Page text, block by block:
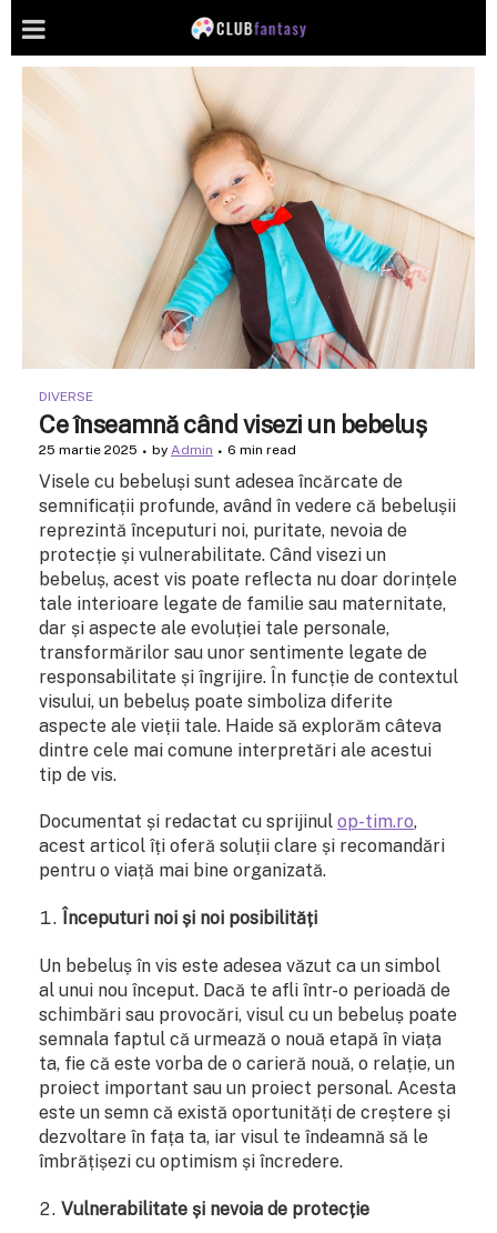
DIVERSE
Ce înseamnă când visezi un bebeluș
25 martie 2025 by Admin 6 min read
Visele cu bebeluși sunt adesea încărcate de
semnificații profunde, având în vedere că bebelușii
reprezintă începuturi noi, puritate, nevoia de
protecție și vulnerabilitate. Când visezi un
bebeluș, acest vis poate reflecta nu doar dorințele
tale interioare legate de familie sau maternitate,
dar și aspecte ale evoluției tale personale,
transformărilor sau unor sentimente legate de
responsabilitate și îngrijire. În funcție de contextul
visului, un bebeluș poate simboliza diferite
aspecte ale vieții tale. Haide să explorăm câteva
dintre cele mai comune interpretări ale acestui
tip de vis.
Documentat și redactat cu sprijinul op-tim.ro,
acest articol îți oferă soluții clare și recomandări
pentru o viață mai bine organizată.
Începuturi noi și noi posibilități
Un bebeluș în vis este adesea văzut ca un simbol
al unui nou început. Dacă te afli într-o perioadă de
schimbări sau provocări, visul cu un bebeluș poate
semnala faptul că urmează o nouă etapă în viața
ta, fie că este vorba de o carieră nouă, o relație, un
proiect important sau un proiect personal. Acesta
este un semn că există oportunități de creștere și
dezvoltare în fața ta, iar visul te îndeamnă să le
îmbrățișezi cu optimism și încredere.
Vulnerabilitate și nevoia de protecție